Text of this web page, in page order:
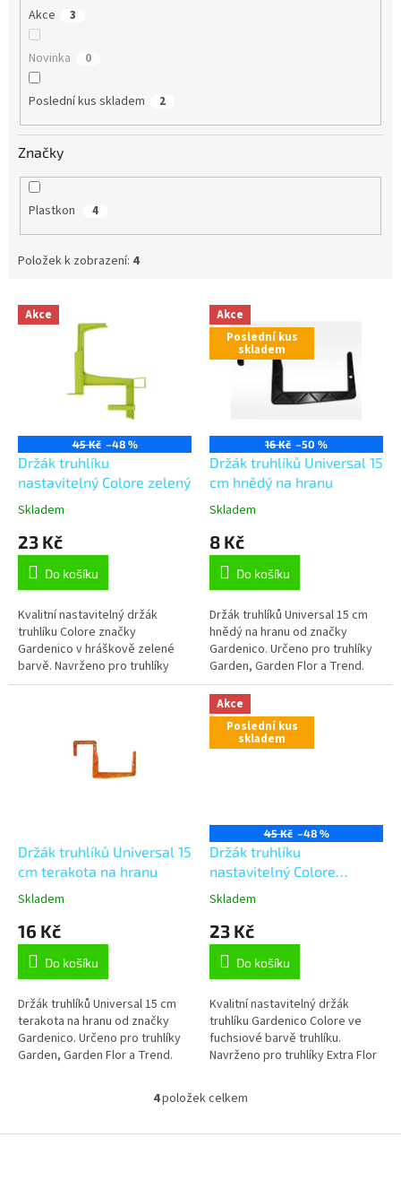
Akce 3
Novinka 0
Poslední kus skladem 2
Značky
Plastkon 4
Položek k zobrazení: 4
V Akce
45 Kč –48 %
Držák truhlíku
nastavitelný Colore zelený
Skladem
23 Kč
Do košíku
Kvalitní nastavitelný držák
truhlíku Colore značky
Gardenico v hráškově zelené
barvě. Navrženo pro truhlíky
Extra Flor a Extra Line Smart.
Akce
Poslední kus
skladem
16 Kč –50 %
Držák truhlíků Universal 15
cm hnědý na hranu
Skladem
8 Kč
Do košíku
Držák truhlíků Universal 15 cm
hnědý na hranu od značky
Gardenico. Určeno pro truhlíky
Garden, Garden Flor a Trend.
Držák truhlíků Universal 15
cm terakota na hranu
Skladem
16 Kč
Do košíku
Držák truhlíků Universal 15 cm
terakota na hranu od značky
Gardenico. Určeno pro truhlíky
Garden, Garden Flor a Trend.
Akce
Poslední kus
skladem
45 Kč –48 %
Držák truhlíku
nastavitelný Colore
fuchsiový
Skladem
23 Kč
Do košíku
Kvalitní nastavitelný držák
truhlíku Gardenico Colore ve
fuchsiové barvě truhlíku.
Navrženo pro truhlíky Extra Flor
O
l
4položek celkem